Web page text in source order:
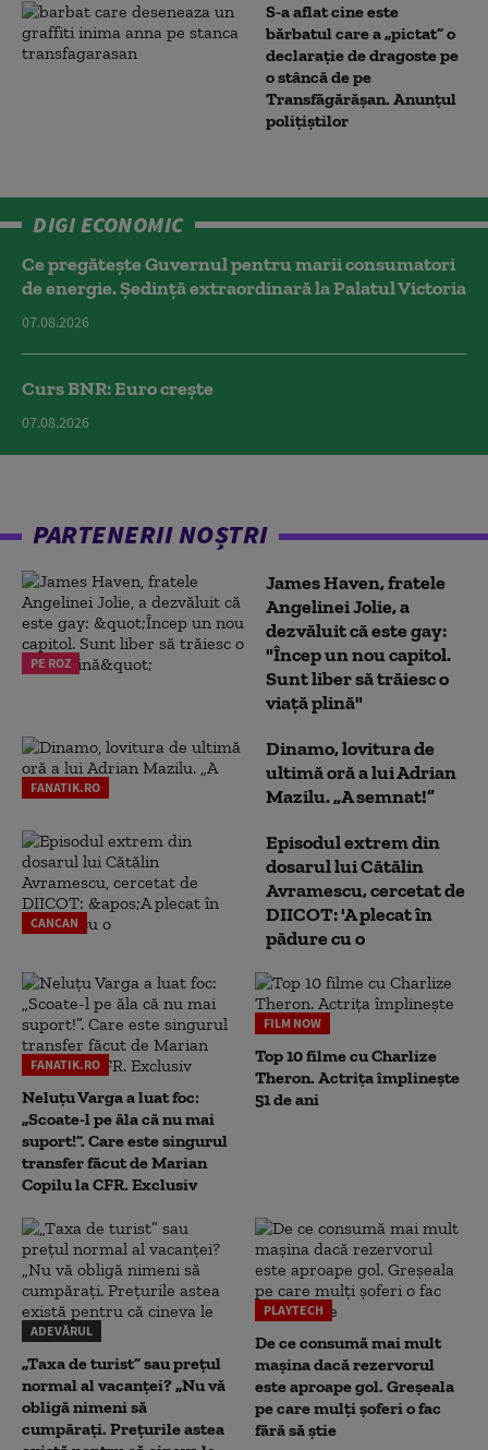
S-a aflat cine este
bărbatul care a „pictat” o
declarație de dragoste pe
o stâncă de pe
Transfăgărășan. Anunțul
polițiștilor
DIGI ECONOMIC
Ce pregătește Guvernul pentru marii consumatori
de energie. Ședință extraordinară la Palatul Victoria
07.08.2026
Curs BNR: Euro crește
07.08.2026
PARTENERII NOȘTRI
PE ROZ
James Haven, fratele
Angelinei Jolie, a
dezvăluit că este gay:
"Încep un nou capitol.
Sunt liber să trăiesc o
viață plină"
FANATIK.RO
Dinamo, lovitura de
ultimă oră a lui Adrian
Mazilu. „A semnat!”
CANCAN
Episodul extrem din
dosarul lui Cătălin
Avramescu, cercetat de
DIICOT: 'A plecat în
pădure cu o
FANATIK.RO
Neluțu Varga a luat foc:
„Scoate-l pe ăla că nu mai
suport!”. Care este singurul
transfer făcut de Marian
Copilu la CFR. Exclusiv
FILM NOW
Top 10 filme cu Charlize
Theron. Actrița împlinește
51 de ani
ADEVĂRUL
„Taxa de turist” sau prețul
normal al vacanței? „Nu vă
obligă nimeni să
cumpărați. Prețurile astea
PLAYTECH
De ce consumă mai mult
mașina dacă rezervorul
este aproape gol. Greșeala
pe care mulți șoferi o fac
fără să știe